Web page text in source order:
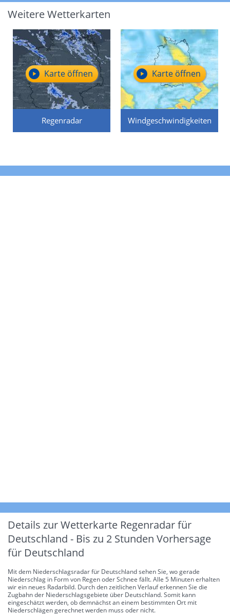
Weitere Wetterkarten
Regenradar
Karte öffnen
Windgeschwindigkeiten
Karte öffnen
Details zur Wetterkarte Regenradar für
Deutschland - Bis zu 2 Stunden Vorhersage
für Deutschland
Mit dem Niederschlagsradar für Deutschland sehen Sie, wo gerade
Niederschlag in Form von Regen oder Schnee fällt. Alle 5 Minuten erhalten
wir ein neues Radarbild. Durch den zeitlichen Verlauf erkennen Sie die
Zugbahn der Niederschlagsgebiete über Deutschland. Somit kann
eingeschätzt werden, ob demnächst an einem bestimmten Ort mit
Niederschlägen gerechnet werden muss oder nicht.